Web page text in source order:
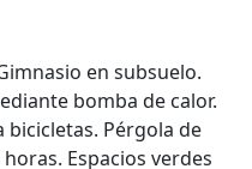
en subsuelo.
bomba de calor.
Pérgola de
Espacios verdes